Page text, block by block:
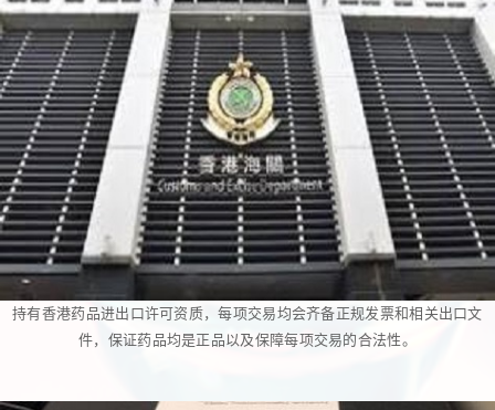
持有香港药品进出口许可资质，每项交易均会齐备正规发票和相关出口文
件，保证药品均是正品以及保障每项交易的合法性。